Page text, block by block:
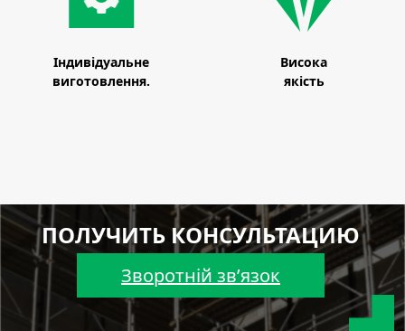
Індивідуальне
виготовлення.
Висока
якість
ПОЛУЧИТЬ КОНСУЛЬТАЦИЮ
Зворотній зв’язок